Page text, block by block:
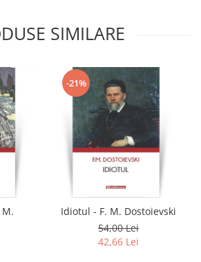
SIMILARE
-21%
Idiotul - F. M. Dostoievski
54,00 Lei
42,66 Lei